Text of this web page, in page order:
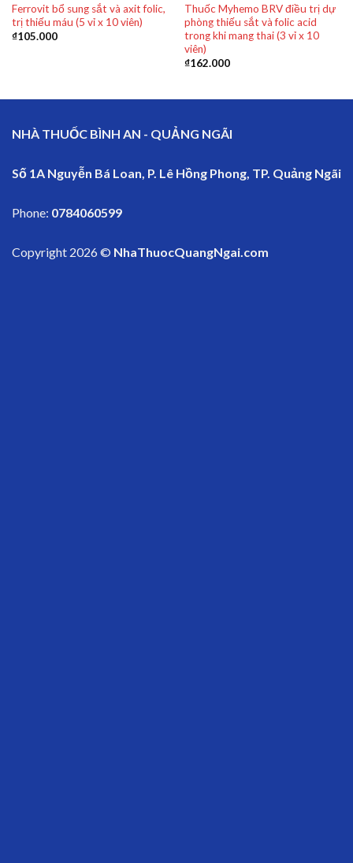
Ferrovit bổ sung sắt và axit folic,
trị thiếu máu (5 vỉ x 10 viên)
₫105.000
Thuốc Myhemo BRV điều trị dự
phòng thiếu sắt và folic acid
trong khi mang thai (3 vỉ x 10
viên)
₫162.000
NHÀ THUỐC BÌNH AN - QUẢNG NGÃI
Số 1A Nguyễn Bá Loan, P. Lê Hồng Phong, TP. Quảng Ngãi
Phone: 0784060599
Copyright 2026 © NhaThuocQuangNgai.com